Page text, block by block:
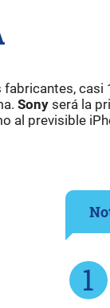
casi
Sony será la
al previsible